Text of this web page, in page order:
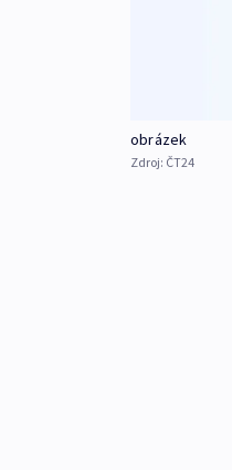
obrázek
Zdroj: ČT24